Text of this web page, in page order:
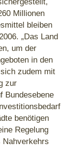
Millionen
bleiben
„Das Land
um der
in den
zudem mit
zur
Bundesebene
benötigen
Regelung
Nahverkehrs